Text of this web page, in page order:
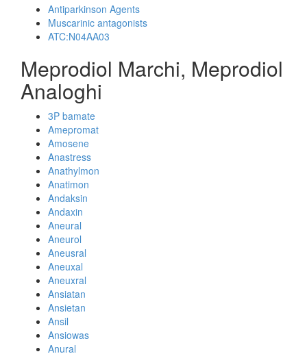
Antiparkinson Agents
Muscarinic antagonists
ATC:N04AA03
Meprodiol Marchi, Meprodiol
Analoghi
3P bamate
Amepromat
Amosene
Anastress
Anathylmon
Anatimon
Andaksin
Andaxin
Aneural
Aneurol
Aneusral
Aneuxal
Aneuxral
Ansiatan
Ansietan
Ansil
Ansiowas
Anural